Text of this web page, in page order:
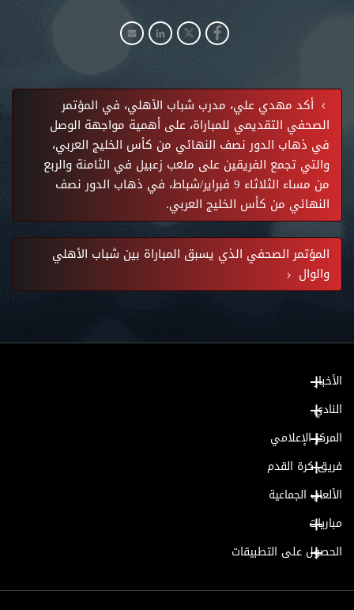
أكد مهدي علي، مدرب شباب الأهلي، في المؤتمر
الصحفي التقديمي للمباراة، على أهمية مواجهة الوصل
في ذهاب الدور نصف النهائي من كأس الخليج العربي،
والتي تجمع الفريقين على ملعب زعبيل في الثامنة والربع
من مساء الثلاثاء 9 فبراير/شباط، في ذهاب الدور نصف
النهائي من كأس الخليج العربي.
المؤتمر الصحفي الذي يسبق المباراة بين شباب الأهلي
والوال
الأخبار
النادي
المركز الإعلامي
فريق كرة القدم
الألعاب الجماعية
مباريات
الحصول على التطبيقات